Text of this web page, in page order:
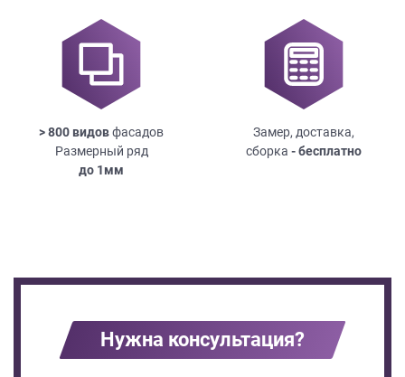
> 800 видовфасадов
Размерный ряд
до 1мм
Замер, доставка,
сборка - бесплатно
Нужна консультация?